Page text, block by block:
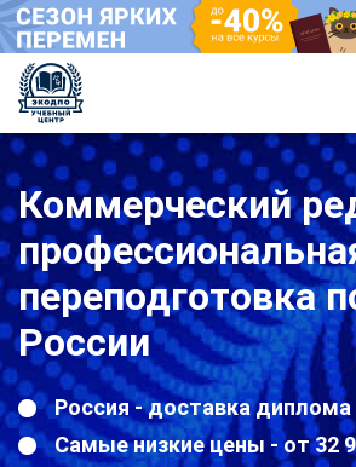
Коммерческий
переподготовка
России
Россия - доставка диплома
Самые низкие цены - от 32